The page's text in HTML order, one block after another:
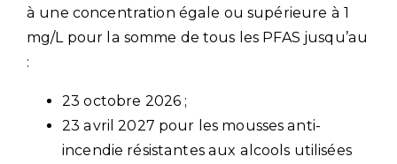
à une concentration égale ou supérieure à 1
mg/L pour la somme de tous les PFAS jusqu’au
:
23 octobre 2026 ;
23 avril 2027 pour les mousses anti-
incendie résistantes aux alcools utilisées